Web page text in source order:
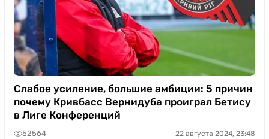
Слабое усиление, большие амбиции: 5 причин
почему Кривбасс Вернидуба проиграл Бетису
в Лиге Конференций
52564 22 августа 2024, 23:48